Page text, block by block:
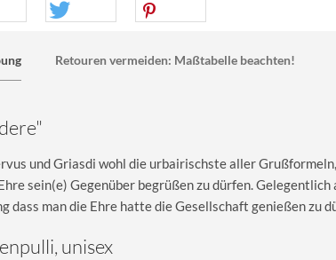
Retouren vermeiden: Maßtabelle beachten!
und Griasdi wohl die urbairischste aller
sein(e) Gegenüber begrüßen zu dürfen.
dass man die Ehre hatte die Gesellschaft genießen zu
unisex